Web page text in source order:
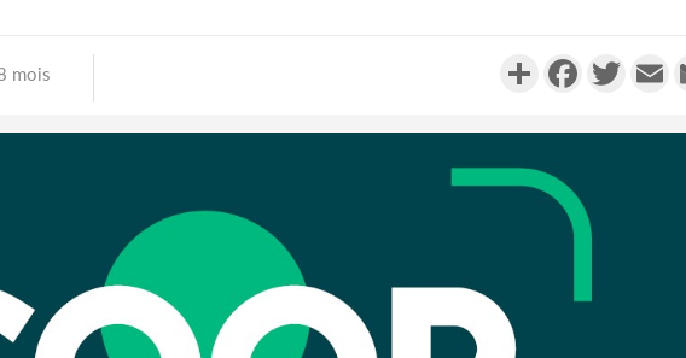
mois PartagerFacebookTwitter
résiduels
sociétés